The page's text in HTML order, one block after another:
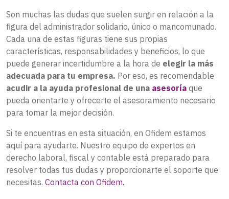
Son muchas las dudas que suelen surgir en relación a la
figura del administrador solidario, único o mancomunado.
Cada una de estas figuras tiene sus propias
características, responsabilidades y beneficios, lo que
puede generar incertidumbre a la hora de elegir la más
adecuada para tu empresa. Por eso, es recomendable
acudir a la ayuda profesional de una asesoría que
pueda orientarte y ofrecerte el asesoramiento necesario
para tomar la mejor decisión.
Si te encuentras en esta situación, en Ofidem estamos
aquí para ayudarte. Nuestro equipo de expertos en
derecho laboral, fiscal y contable está preparado para
resolver todas tus dudas y proporcionarte el soporte que
necesitas. Contacta con Ofidem.